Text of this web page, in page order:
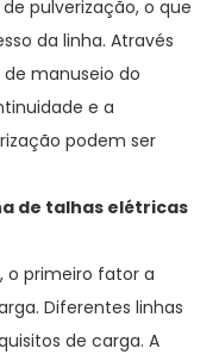
pulverização, o que
da linha. Através
manuseio do
e a
podem ser
de talhas elétricas
o primeiro fator a
Diferentes linhas
de carga. A